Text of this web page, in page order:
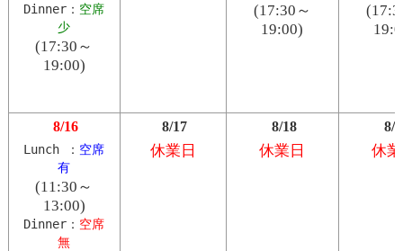
Dinner： 空席
少
(17:30～
19:00)
(17:30～
19:00)
8/16
Lunch ： 空席
有
(11:30～
13:00)
Dinner： 空席
無
8/17
休業日
8/18
休業日
8/
休